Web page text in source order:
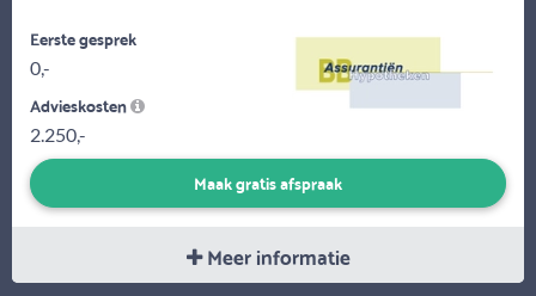
Eerste gesprek
0,-
Advieskosten
2.250,-
Maak gratis afspraak
Meer informatie